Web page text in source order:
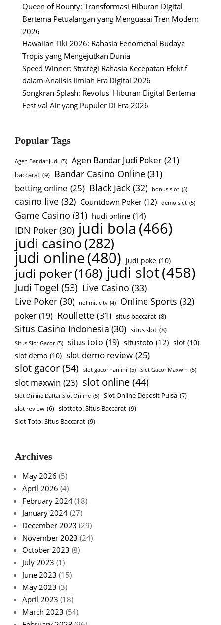
Queen of Bounty: Transformasi Hiburan Digital
Bertema Petualangan yang Menguasai Tren Modern
2026
Hawaiian Tiki 2026: Rahasia Fenomenal Budaya
Tropis yang Mengejutkan Dunia
Speed Winner: Strategi Rahasia Kecepatan Efektif
dalam Analisis Ilmiah Era Digital 2026
Songkran Splash: Revolusi Hiburan Digital Bertema
Festival Air yang Pupuler Di Era 2026
Popular Tags
Agen Bandar Judi (5) Agen Bandar Judi Poker (21)
baccarat (9) Bandar Casino Online (31)
betting online (25) Black Jack (32) bonus slot (5)
casino live (32) Countdown Poker (12) demo slot (5)
Game Casino (31) hudi online (14)
IDN Poker (30) judi bola (466)
judi casino(282)
judi online(480) judi poke (10)
judi poker(168) judi slot(458)
Judi Togel (53) Live Casino (33)
Live Poker (30) nolimit city (4) Online Sports (32)
poker (19) Roullette (31) situs baccarat (8)
Situs Casino Indonesia (30) situs slot (8)
Situs Slot Gacor (5) situs toto (19) situstoto (12) slot (10)
slot demo (10) slot demo review (25)
slot gacor(54) slot gacor hari ini (5) Slot Gacor Maxwin (5)
slot maxwin (23) slot online(44)
Slot Online Daftar Slot Online (5) Slot Online Deposit Pulsa (7)
slot review (6) slottoto. Situs Baccarat (9)
Slot Toto. Situs Baccarat (9)
Archives
May 2026 (5)
April 2026 (4)
February 2024 (18)
January 2024 (27)
December 2023 (29)
November 2023 (24)
October 2023 (8)
July 2023 (1)
June 2023 (15)
May 2023 (3)
April 2023 (18)
March 2023 (54)